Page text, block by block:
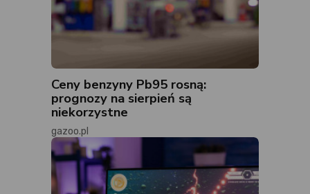
Ceny benzyny Pb95 rosną:
prognozy na sierpień są
niekorzystne
gazoo.pl